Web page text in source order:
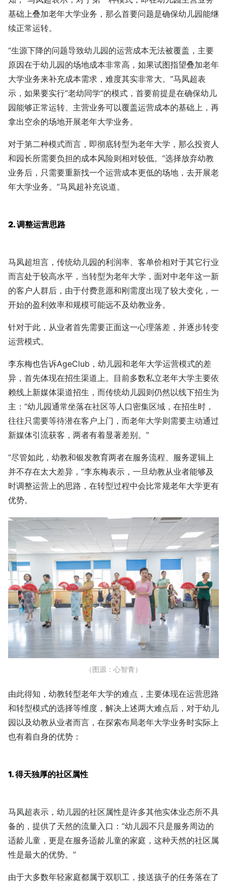
基础上叠加老年大学业务，那么首要问题是确保幼儿园能继
续正常运转。
“生源下降的问题导致幼儿园的运营成本无法被覆盖，主要
原因在于幼儿园的场地成本非常高，如果试图指望叠加老年
大学业务来补充成本需求，难度其实非常大。”马凤超表
示，如果要实行“老幼同学”的模式，首要前提是在确保幼儿
园能够正常运转、主营业务可以覆盖运营成本的基础上，再
拿出空余的场地开展老年大学业务。
对于第二种模式而言，即彻底转型为老年大学，那么投资人
和园长所需要负担的成本风险则相对较低。“选择放弃幼教
业务后，只需要重新找一个运营成本更低的场地，去开展老
年大学业务。”马凤超补充说道。
2. 调整运营思路
马凤超坦言，传统幼儿园的利润率、客单价相对于其它行业
而言处于较高水平，当转型为老年大学，面对中老年这一新
的客户人群后，由于付费意愿和刚需度出现了较大变化，一
开始的盈利效率和规模可能远不及幼教业务。
针对于此，从业者首先需要正面这一心理落差，并逐步转变
运营模式。
李东梅也告诉AgeClub，幼儿园和老年大学运营模式的差
异，首先体现在招生渠道上。目前多数私立老年大学主要依
赖线上新媒体渠道招生，而传统幼儿园则仍然以线下招生为
主：“幼儿园通常坐落在社区等人口密集区域，在招生时，
往往只需要等待潜在客户上门，而老年大学则需要主动通过
新媒体引流获客，两者有着显著差别。”
“尽管如此，幼教和银发教育两者在服务流程、服务逻辑上
并不存在太大差异，”李东梅表示，一旦幼教从业者能够及
时调整运营上的思路，在转型过程中会比常规老年大学更有
优势。
（图源：心智青）
由此得知，幼教转型老年大学的难点，主要体现在运营思路
和转型模式的选择等维度，解决上述两大难点后，对于幼儿
园以及幼教从业者而言，在探索布局老年大学业务时实际上
也有着自身的优势：
1. 得天独厚的社区属性
马凤超表示，幼儿园的社区属性是许多其他实体业态所不具
备的，提供了天然的流量入口：“幼儿园不只是服务周边的
适龄儿童，更是在服务适龄儿童的家庭，这种天然的社区属
性是最大的优势。”
由于大多数年轻家庭都属于双职工，接送孩子的任务落在了